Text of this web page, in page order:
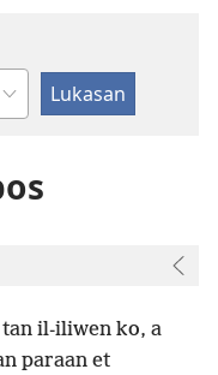
il-iliwen ko, a
paraan et